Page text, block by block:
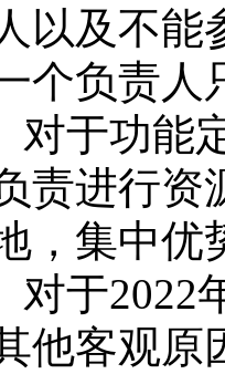
以及不能
个负责人
对于功能
责进行资
，集中优
对于2022
他客观